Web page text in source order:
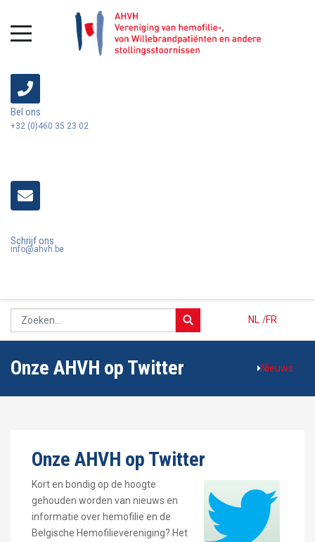
Bel ons
+32 (0)460 35 23 02
Schrijf ons
info@ahvh.be
NL FR
/
Onze AHVH op Twitter Nieuws
Onze AHVH op Twitter
Kort en bondig op de hoogte
gehouden worden van nieuws en
informatie over hemofilie en de
Belgische Hemofilievereniging? Het